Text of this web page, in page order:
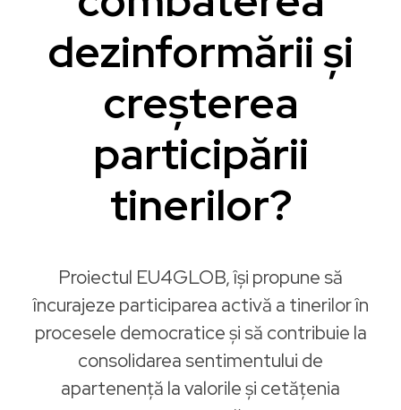
dezinformării și
creșterea
participării
tinerilor?
Proiectul EU4GLOB, își propune să
încurajeze participarea activă a tinerilor în
procesele democratice și să contribuie la
consolidarea sentimentului de
apartenență la valorile și cetățenia